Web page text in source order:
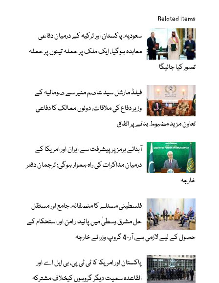
Related items
سعودیہ، پاکستان اور ترکیہ کے درمیان دفاعی
معاہدہ ہوگیا، ایک ملک پر حملہ تینوں پر حملہ
تصور کیا جائیگا
فیلڈ مارشل سید عاصم منیر سے صومالیہ کے
وزیر دفاع کی ملاقات، دونوں ممالک کا دفاعی
تعاون مزید مضبوط بنانے پر اتفاق
آبنائے ہرمز پر پیشرفت سے ایران اور امریکا کے
درمیان مذاکرات کی راہ ہموار ہوگی: ترجمان دفتر
خارجہ
فلسطینی مسئلے کا منصفانہ، جامع اور مستقل
حل مشرق وسطیٰ میں پائیدار امن اور استحکام کے
حصول کے لیے لازمی ہے، آر-4 گروپ وزرائے خارجہ
پاکستان اور امریکا کا ٹی ٹی پی، بی ایل اے اور
القاعدہ سمیت دیگر گروہوں کیخلاف مشترکہ